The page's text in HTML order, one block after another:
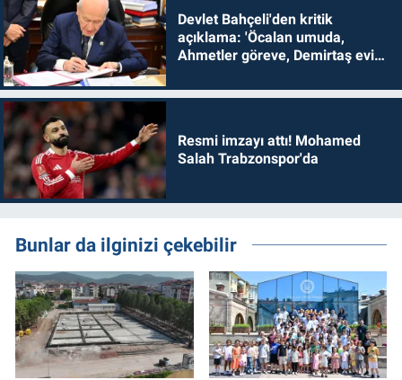
Devlet Bahçeli'den kritik
açıklama: 'Öcalan umuda,
Ahmetler göreve, Demirtaş evine
Resmi imzayı attı! Mohamed
Salah Trabzonspor'da
Bunlar da ilginizi çekebilir